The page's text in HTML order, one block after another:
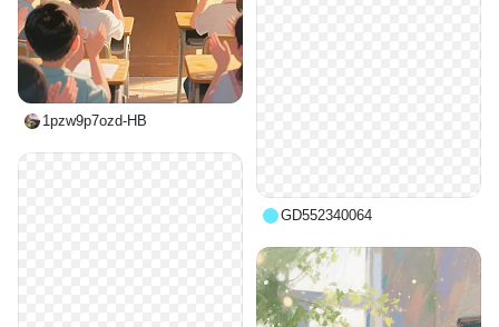
1pzw9p7ozd-HB
GD552340064